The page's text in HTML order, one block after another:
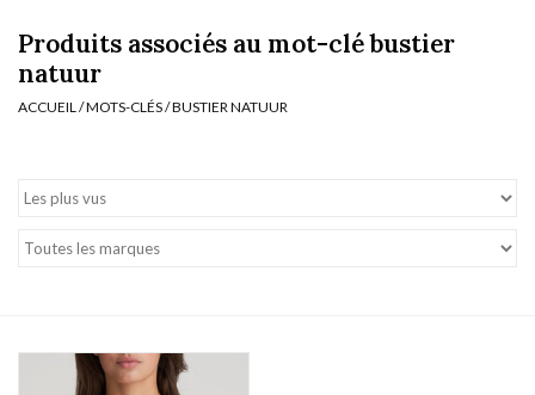
vêtements de nuit
Homewear
Lingerie-accessoires
Produits associés au mot-clé bustier
natuur
ACCUEIL /MOTS-CLÉS/BUSTIER NATUUR